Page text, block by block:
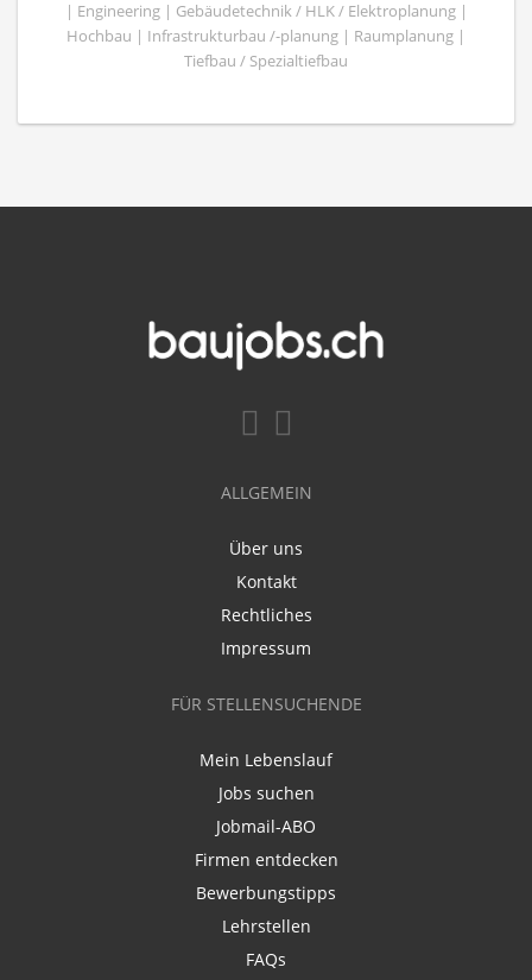
| Engineering | Gebäudetechnik / HLK / Elektroplanung |
Hochbau | Infrastrukturbau /-planung | Raumplanung |
Tiefbau / Spezialtiefbau
ALLGEMEIN
Über uns
Kontakt
Rechtliches
Impressum
FÜR STELLENSUCHENDE
Mein Lebenslauf
Jobs suchen
Jobmail-ABO
Firmen entdecken
Bewerbungstipps
Lehrstellen
FAQs